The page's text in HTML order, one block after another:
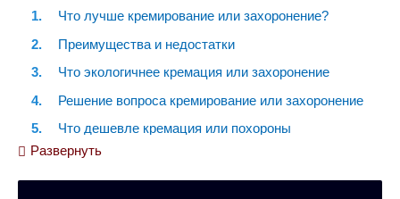
Что лучше кремирование или захоронение?
Преимущества и недостатки
Что экологичнее кремация или захоронение
Решение вопроса кремирование или захоронение
Что дешевле кремация или похороны
Какой вариант лучший?
Развернуть